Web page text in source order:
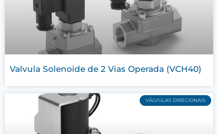
Valvula Solenoide de 2 Vias Operada (VCH40)
VÁLVULAS DIRECIONAIS